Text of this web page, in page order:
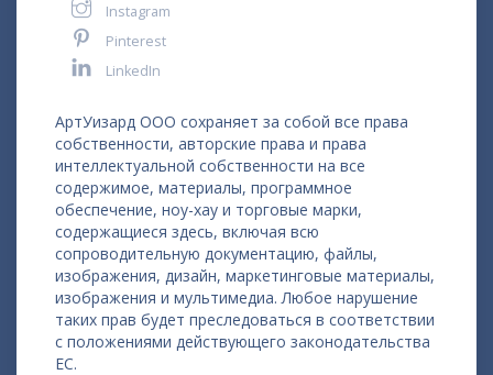
Instagram
Pinterest
LinkedIn
АртУизард ООО сохраняет за собой все права
собственности, авторские права и права
интеллектуальной собственности на все
содержимое, материалы, программное
обеспечение, ноу-хау и торговые марки,
содержащиеся здесь, включая всю
сопроводительную документацию, файлы,
изображения, дизайн, маркетинговые материалы,
изображения и мультимедиа. Любое нарушение
таких прав будет преследоваться в соответствии
с положениями действующего законодательства
ЕС.